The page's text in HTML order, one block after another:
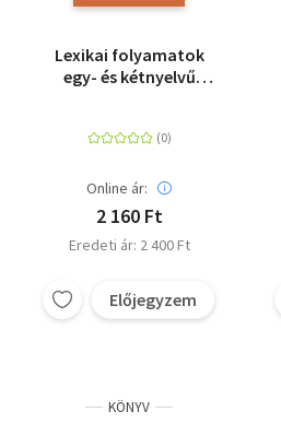
Lexikai folyamatok
egy- és kétnyelvű
tanulmányok II.
Online ár:
2 160 Ft
Eredeti ár: 2 400 Ft
Előjegyzem
KÖNYV